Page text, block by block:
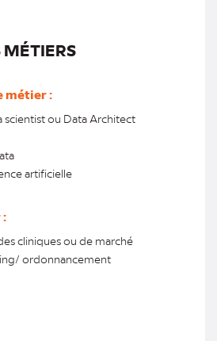
MÉTIERS
métier :
scientist ou Data Architect
artificielle
cliniques ou de marché
ordonnancement